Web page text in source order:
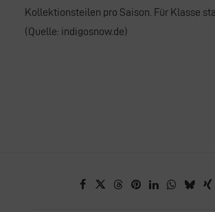
Kollektionsteilen pro Saison. Für Klasse
(Quelle: indigosnow.de)